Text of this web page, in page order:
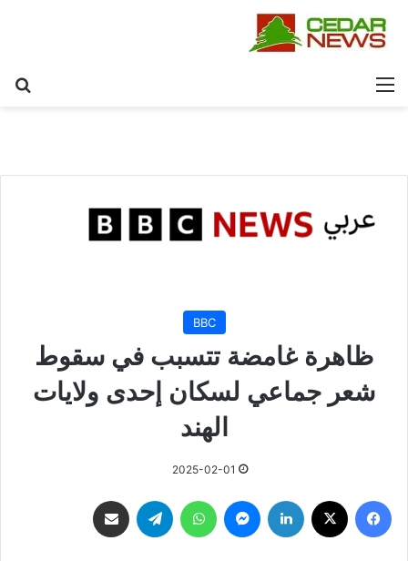
القائمة
BBC
ظاهرة غامضة تتسبب في سقوط
شعر جماعي لسكان إحدى ولايات
الهند
2025-02-01
فيسبوك لينكدإن ماسنجر واتساب تيلقرام